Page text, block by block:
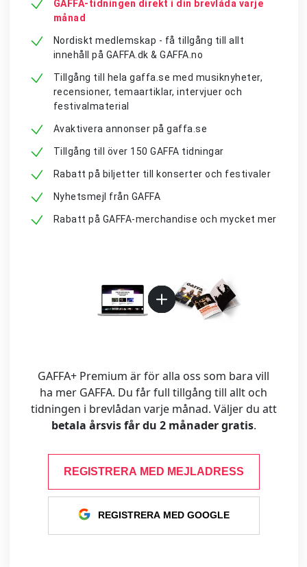
GAFFA-tidningen direkt i din brevlåda varje
månad
Nordiskt medlemskap - få tillgång till allt
innehåll på GAFFA.dk & GAFFA.no
Tillgång till hela gaffa.se med musiknyheter,
recensioner, temaartiklar, intervjuer och
festivalmaterial
Avaktivera annonser på gaffa.se
Tillgång till över 150 GAFFA tidningar
Rabatt på biljetter till konserter och festivaler
Nyhetsmejl från GAFFA
Rabatt på GAFFA-merchandise och mycket mer
GAFFA+ Premium är för alla oss som bara vill
ha mer GAFFA. Du får full tillgång till allt och
tidningen i brevlådan varje månad. Väljer du att
betala årsvis får du 2 månader gratis.
REGISTRERA MED MEJLADRESS
REGISTRERA MED GOOGLE